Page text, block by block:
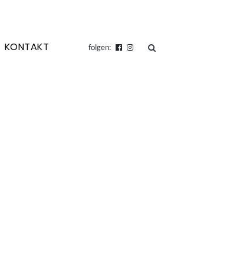
KONTAKT folgen: suchen